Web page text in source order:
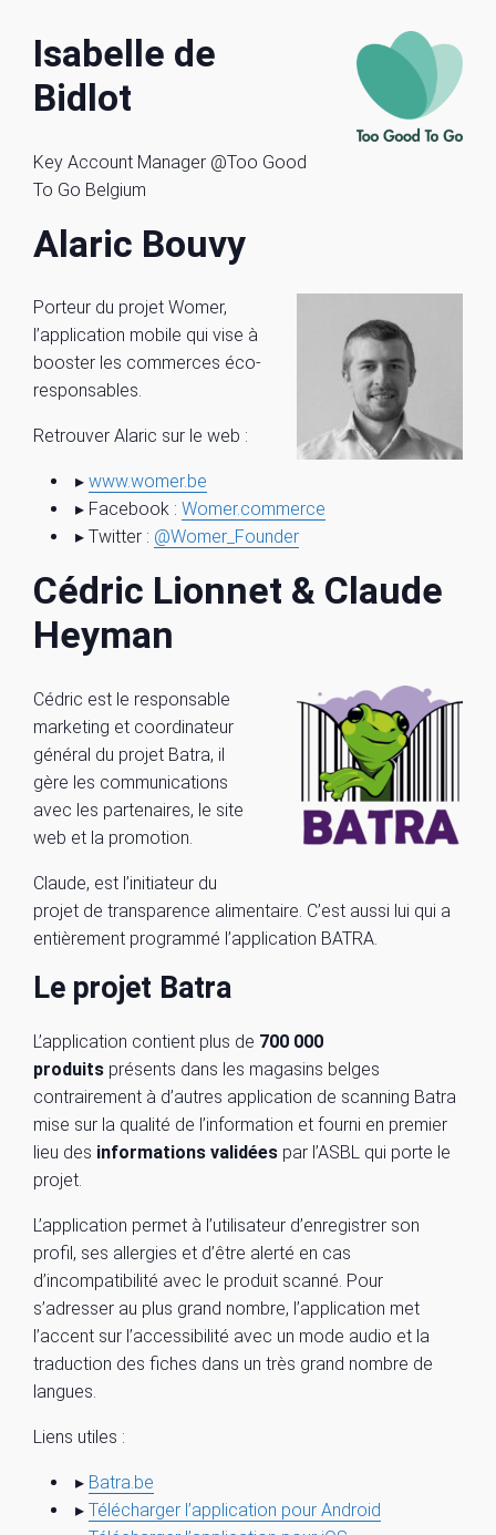
Isabelle de
Bidlot
Key Account Manager @Too Good
To Go Belgium
Alaric Bouvy
Porteur du projet Womer,
l’application mobile qui vise à
booster les commerces éco-
responsables.
Retrouver Alaric sur le web :
▸ www.womer.be
▸ Facebook : Womer.commerce
▸ Twitter : @Womer_Founder
Cédric Lionnet & Claude
Heyman
Cédric est le responsable
marketing et coordinateur
général du projet Batra, il
gère les communications
avec les partenaires, le site
web et la promotion.
Claude, est l’initiateur du
projet de transparence alimentaire. C’est aussi lui qui a
entièrement programmé l’application BATRA.
Le projet Batra
L’application contient plus de 700 000
produits présents dans les magasins belges
contrairement à d’autres application de scanning Batra
mise sur la qualité de l’information et fourni en premier
lieu des informations validées par l’ASBL qui porte le
projet.
L’application permet à l’utilisateur d’enregistrer son
profil, ses allergies et d’être alerté en cas
d’incompatibilité avec le produit scanné. Pour
s’adresser au plus grand nombre, l’application met
l’accent sur l’accessibilité avec un mode audio et la
traduction des fiches dans un très grand nombre de
langues.
Liens utiles :
▸ Batra.be
▸ Télécharger l’application pour Android